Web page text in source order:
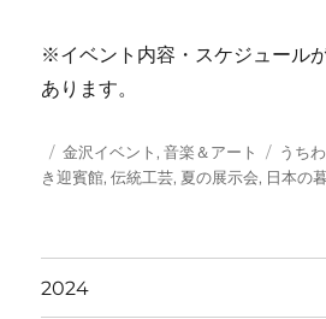
※イベント内容・スケジュール
あります。
投
稿
カ
テ
金沢イベント,音楽＆アート
タ
グ
うち
き迎賓館,伝統工芸, 夏の展示会, 日本の
2024